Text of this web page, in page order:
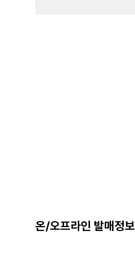
온/오프라인 발매정보